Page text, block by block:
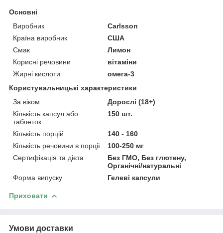
Основні
Виробник
Carlsson
Країна виробник
США
Смак
Лимон
Корисні речовини
вітаміни
Жирні кислоти
омега-3
Користувальницькі характеристики
За віком
Дорослі (18+)
Кількість капсул або
таблеток
150 шт.
Кількість порцій
140 - 160
Кількість речовини в порції
100-250 мг
Сертифікація та дієта
Без ГМО, Без глютену,
Органічні/натуральні
Форма випуску
Гелеві капсули
Приховати
Умови доставки